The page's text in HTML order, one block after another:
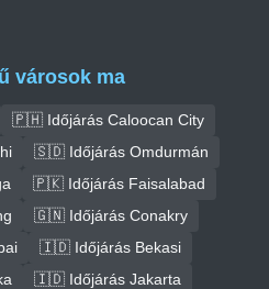
városok ma
🇵🇭 Időjárás Caloocan City
🇸🇩 Időjárás Omdurmán
🇵🇰 Időjárás Faisalabad
🇬🇳 Időjárás Conakry
🇮🇩 Időjárás Bekasi
🇮🇩 Időjárás Jakarta